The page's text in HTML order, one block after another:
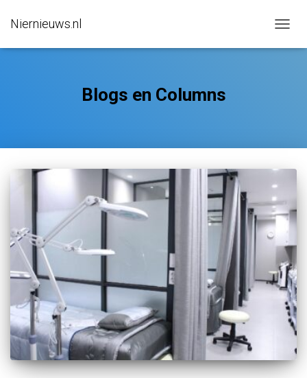
Niernieuws.nl
Blogs en Columns